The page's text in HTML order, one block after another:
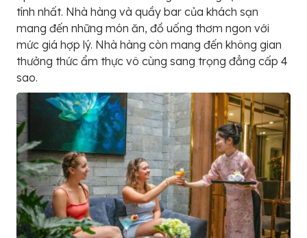
tính nhất. Nhà hàng và quầy bar của khách sạn
mang đến những món ăn, đồ uống thơm ngon với
mức giá hợp lý. Nhà hàng còn mang đến không gian
thưởng thức ẩm thực vô cùng sang trọng đẳng cấp 4
sao.